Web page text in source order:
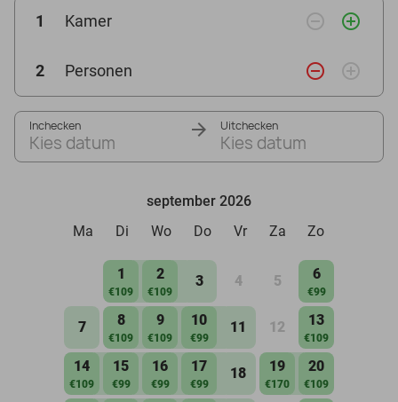
1 Kamer remove_circle_outline add_circle_outline
2 Personen remove_circle_outline add_circle_outline
Inchecken
Kies datum
Uitchecken
Kies datum
september 2026
Ma
Di Wo Do Vr Za Zo
1
€109
2
€109
3 4 5 6
€99
7 8
€109
9
€109
10
€99
11 12 13
€109
14
€109
15
€99
16
€99
17
€99
18 19
€170
20
€109